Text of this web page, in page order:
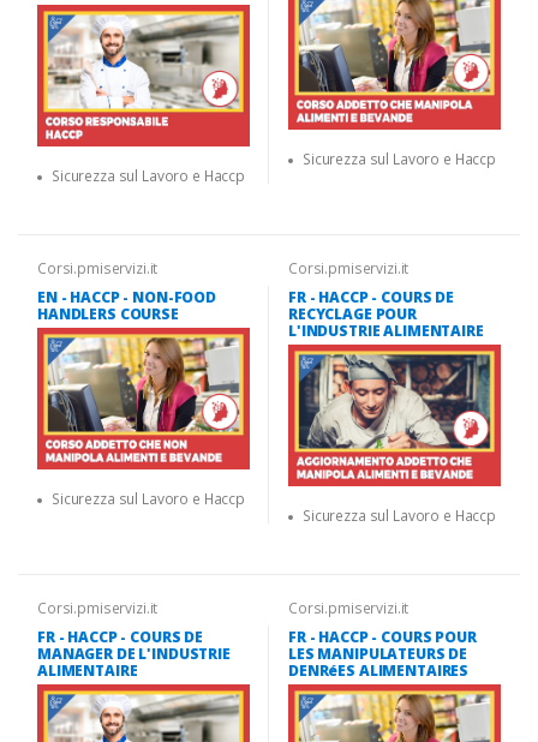
Sicurezza sul Lavoro e Haccp
Sicurezza sul Lavoro e Haccp
Corsi.pmiservizi.it
EN - HACCP - NON-FOOD
HANDLERS COURSE
Sicurezza sul Lavoro e Haccp
Corsi.pmiservizi.it
FR - HACCP - COURS DE
RECYCLAGE POUR
L'INDUSTRIE ALIMENTAIRE
Sicurezza sul Lavoro e Haccp
Corsi.pmiservizi.it
FR - HACCP - COURS DE
MANAGER DE L'INDUSTRIE
ALIMENTAIRE
Corsi.pmiservizi.it
FR - HACCP - COURS POUR
LES MANIPULATEURS DE
DENRéES ALIMENTAIRES